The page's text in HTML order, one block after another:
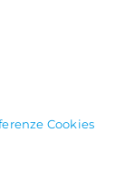
Cookies